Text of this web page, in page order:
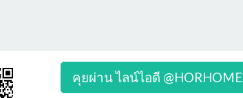
คุยผ่าน ไลน์ไอดี @HORHOME